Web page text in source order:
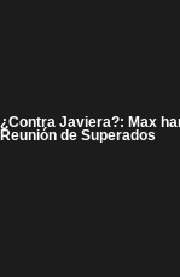
¿Contra Javiera?: Max
Reunión de Superados